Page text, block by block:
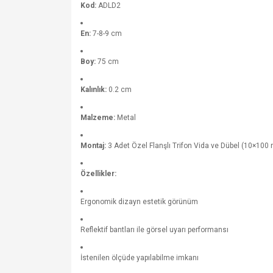
Kod: ADLD2
En: 7-8-9 cm
Boy: 75 cm
Kalınlık: 0.2 cm
Malzeme: Metal
Montaj: 3 Adet Özel Flanşlı Trifon Vida ve Dübel (10×100
Özellikler:
Ergonomik dizayn estetik görünüm
Reflektif bantları ile görsel uyarı performansı
İstenilen ölçüde yapılabilme imkanı